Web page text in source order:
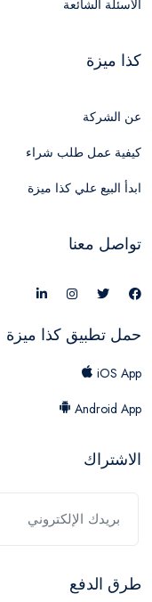
الأسئلة الشائعة
كذا ميزة
عن الشركة
كيفية عمل طلب شراء
ابدأ البيع علي كذا ميزة
تواصل معنا
حمل تطبيق كذا ميزة
iOS App
Android App
الاشتراك
طرق الدفع